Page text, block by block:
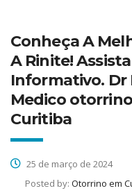
Conheça A
A Rinite!
Informativo. Dr
Medico
Curitiba
25 de março de 2024
Posted by: Otorrino em